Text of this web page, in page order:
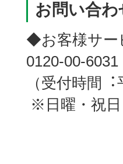
お問い合わ
◆お客様サー
0120-00-6031
（受付時間
※日曜・祝